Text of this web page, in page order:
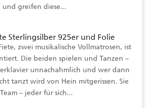
und greifen diese...
Sterlingsilber 925er und Folie
zwei musikalische Vollmatrosen, ist
Die beiden spielen und Tanzen –
unnachahmlich und wer dann
tanzt wird von Hein mitgerissen. Sie
– jeder für sich...